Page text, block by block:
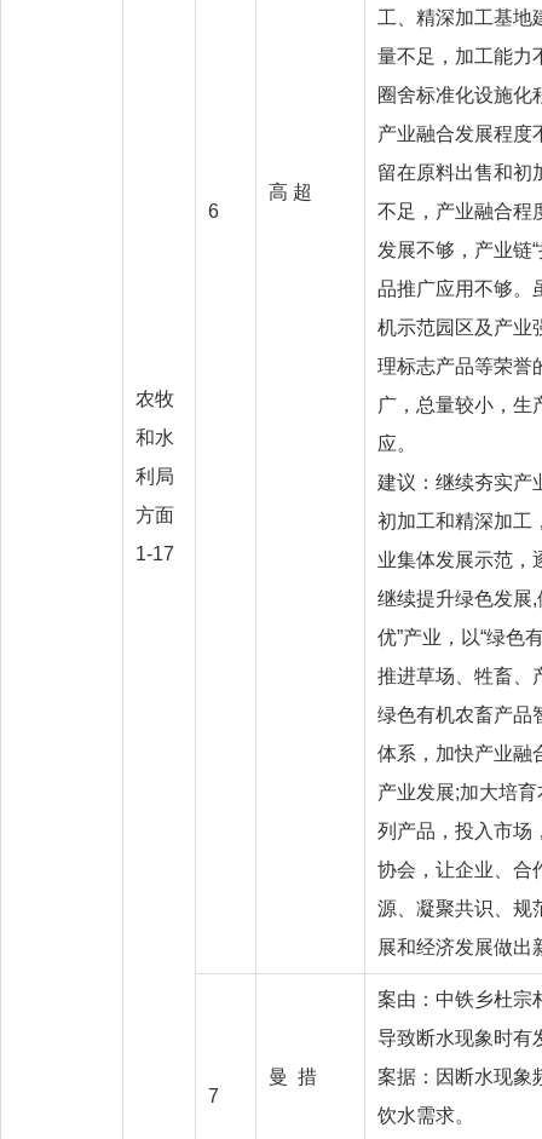
农牧
和水
利局
方面
1-17
6
高 超
工、精深加工基地
量不足，加工能力
圈舍标准化设施化
产业融合发展程度
留在原料出售和初
不足，产业融合程
发展不够，产业链
品推广应用不够。
机示范园区及产业
理标志产品等荣誉
广，总量较小，生
应。
建议：继续夯实产
初加工和精深加工
业集体发展示范，
继续提升绿色发展
优”产业，以“绿色
推进草场、牲畜、
绿色有机农畜产品
体系，加快产业融
产业发展;加大培
列产品，投入市场
协会，让企业、合
源、凝聚共识、规
展和经济发展做出
7
曼 措
案由：中铁乡杜宗
导致断水现象
案据：因断水现象
饮水需